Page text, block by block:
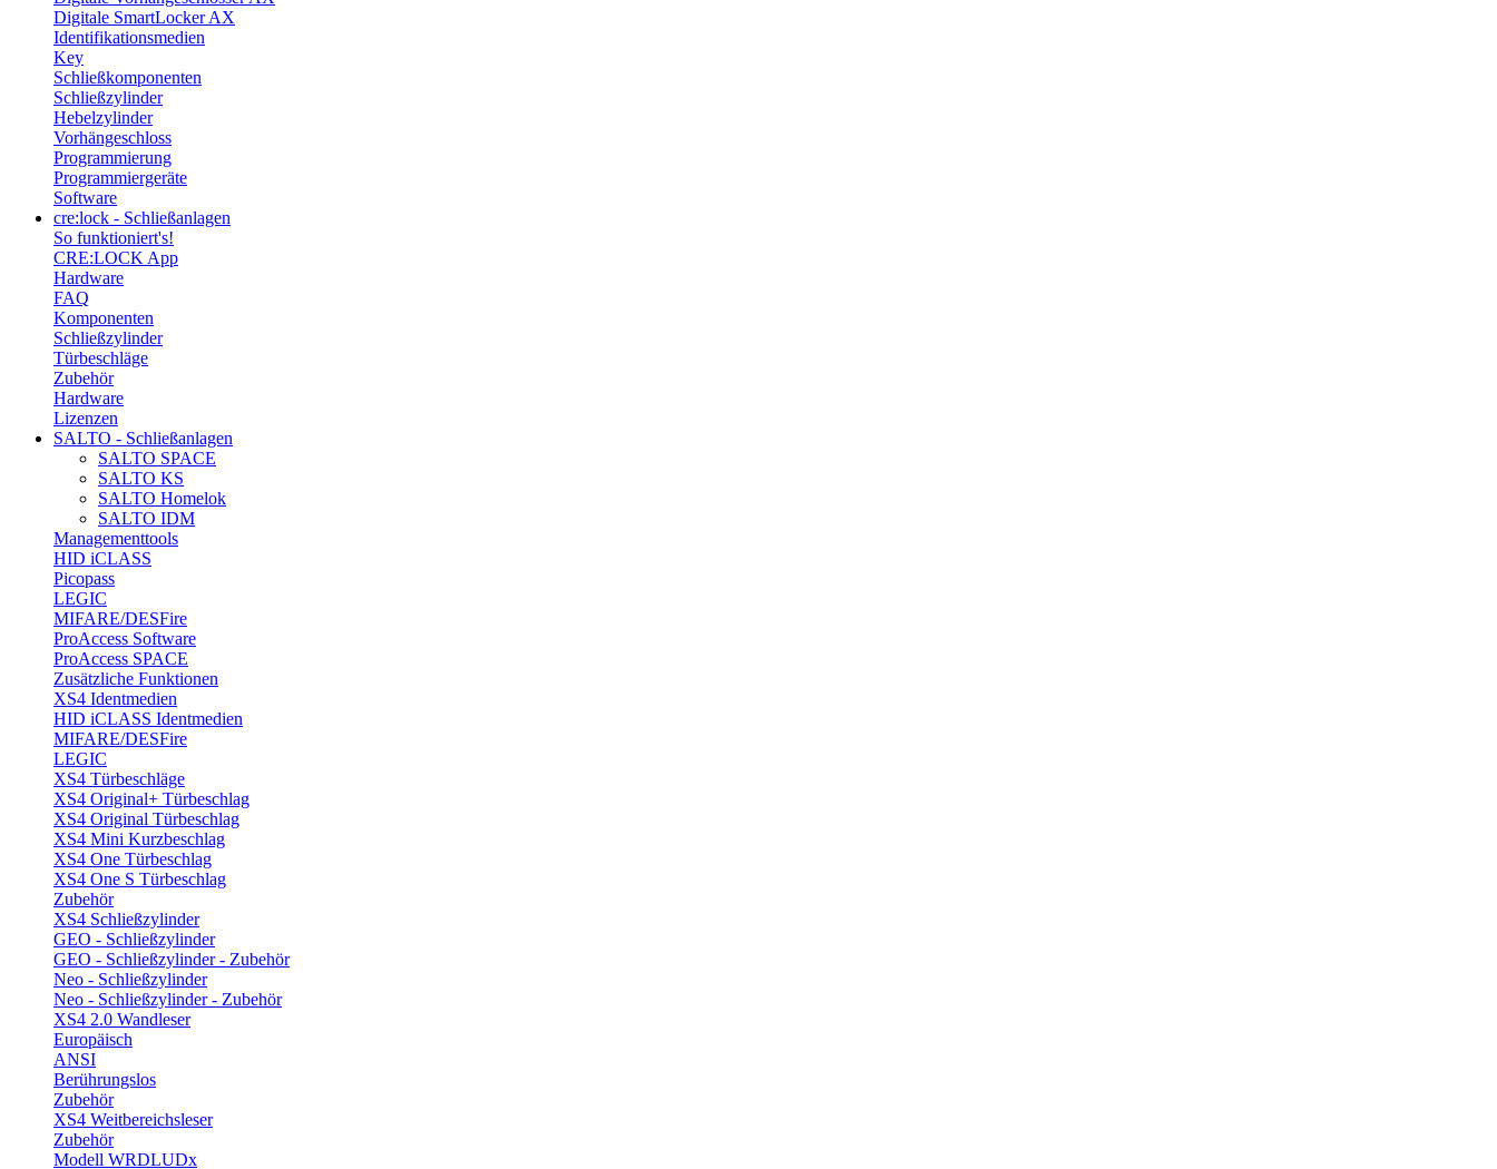
Digitale SmartLocker AX
Identifikationsmedien
Key
Schließkomponenten
Schließzylinder
Hebelzylinder
Vorhängeschloss
Programmierung
Programmiergeräte
Software
cre:lock - Schließanlagen
So funktioniert's!
CRE:LOCK App
Hardware
FAQ
Komponenten
Schließzylinder
Türbeschläge
Zubehör
Hardware
Lizenzen
SALTO - Schließanlagen
SALTO SPACE
SALTO KS
SALTO Homelok
SALTO IDM
Managementtools
HID iCLASS
Picopass
LEGIC
MIFARE/DESFire
ProAccess Software
ProAccess SPACE
Zusätzliche Funktionen
XS4 Identmedien
HID iCLASS Identmedien
MIFARE/DESFire
LEGIC
XS4 Türbeschläge
XS4 Original+ Türbeschlag
XS4 Original Türbeschlag
XS4 Mini Kurzbeschlag
XS4 One Türbeschlag
XS4 One S Türbeschlag
Zubehör
XS4 Schließzylinder
GEO - Schließzylinder
GEO - Schließzylinder - Zubehör
Neo - Schließzylinder
Neo - Schließzylinder - Zubehör
XS4 2.0 Wandleser
Europäisch
ANSI
Berührungslos
Zubehör
XS4 Weitbereichsleser
Zubehör
Modell WRDLUDx